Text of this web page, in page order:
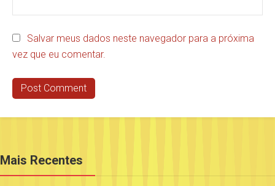
Salvar meus dados neste navegador para a próxima
vez que eu comentar.
Mais Recentes